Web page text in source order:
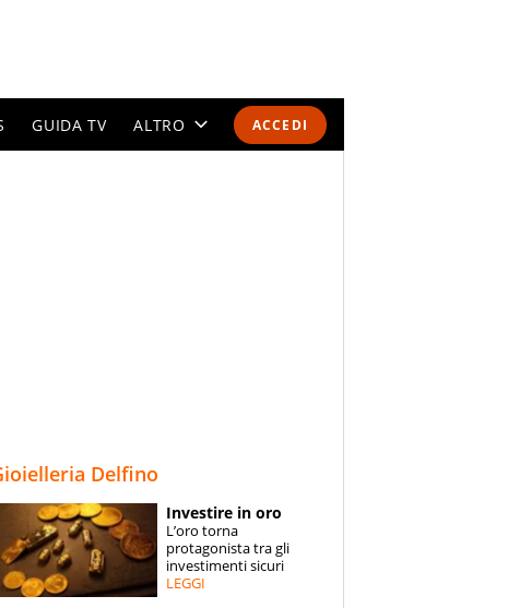
ACCEDI
GUIDA TV ALTRO
SPECIALI
ESPERTI
Delfino
Investire in oro
L’oro torna
protagonista tra gli
investimenti sicuri
LEGGI